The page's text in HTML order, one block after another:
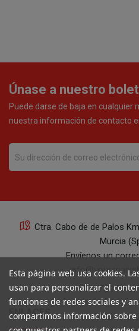
Únase a nuestro
Puede darse de baja en cualquier
nuestra información de contacto
Ctra. Cabo de de Palos
Murcia
Envíenos un
+34 647 29 98 21
ENLACES
Esta página web usa cookies.
usan para personalizar el
funciones de redes sociales y
compartimos información